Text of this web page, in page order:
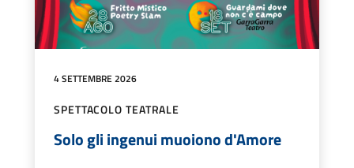
4 SETTEMBRE 2026
SPETTACOLO TEATRALE
Solo gli ingenui muoiono d'Amore